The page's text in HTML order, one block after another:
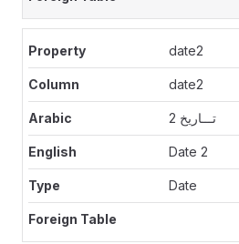
date2
date2
تـــاريخ 2
Date 2
Date